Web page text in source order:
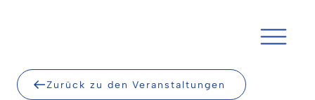
Zurück zu den Veranstaltungen